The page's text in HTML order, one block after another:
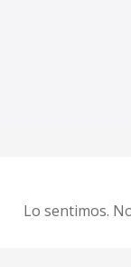
Lo sentimos.